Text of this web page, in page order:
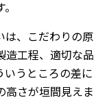
は、こだわりの原
造工程、適切な品
うところの差に
高さが垣間見えま